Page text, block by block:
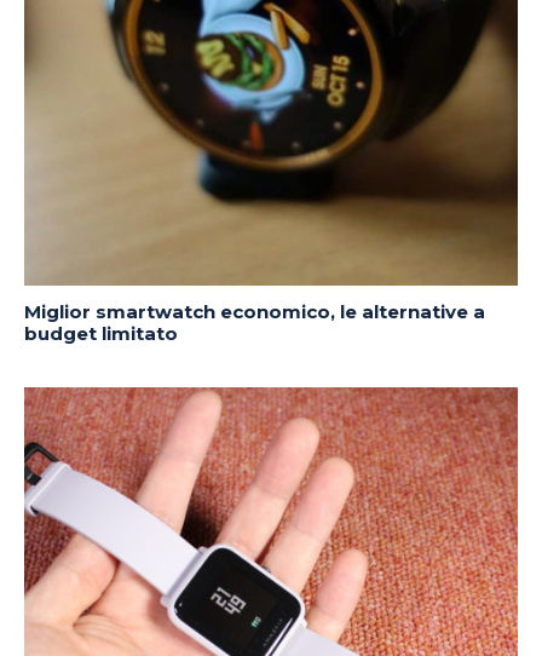
Miglior smartwatch economico, le alternative a
budget limitato